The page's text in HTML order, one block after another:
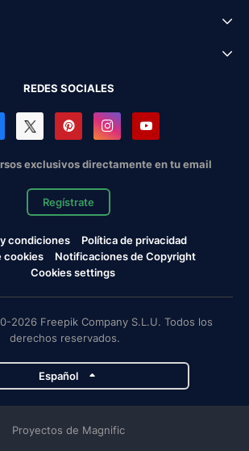
REDES SOCIALES
exclusivos directamente en tu email
Regístrate
condiciones
Política de privacidad
cookies
Notificaciones de Copyright
Cookies settings
2026 Freepik Company S.L.U. Todos los
derechos reservados.
Español
Proyectos de Magnific